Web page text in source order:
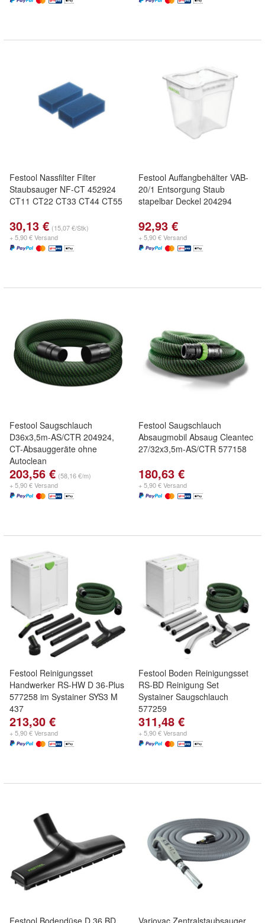
Festool Nassfilter Filter
Staubsauger NF-CT 452924
CT11 CT22 CT33 CT44 CT55
30,13 € (15,07 €/Stk)
+ 5,90 € Versand
Festool Auffangbehälter VAB-
20/1 Entsorgung Staub
stapelbar Deckel 204294
92,93 €
+ 5,90 € Versand
Festool Saugschlauch
D36x3,5m-AS/CTR 204924,
CT-Absauggeräte ohne
Autoclean
203,56 € (58,16 €/m)
+ 5,90 € Versand
Festool Saugschlauch
Absaugmobil Absaug Cleantec
27/32x3,5m-AS/CTR 577158
180,63 €
+ 5,90 € Versand
Festool Reinigungsset
Handwerker RS-HW D 36-Plus
577258 im Systainer SYS3 M
437
213,30 €
+ 5,90 € Versand
Festool Boden Reinigungsset
RS-BD Reinigung Set
Systainer Saugschlauch
577259
311,48 €
+ 5,90 € Versand
Festool Bodendüse D 36 BD
Variovac Zentralstaubsauger